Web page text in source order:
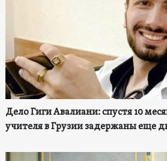
Дело Гиги Авалиани: спустя 10
учителя в Грузии задержаны еще